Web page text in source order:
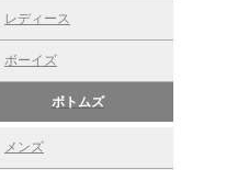
レディース
ボーイズ
ボトムズ
メンズ